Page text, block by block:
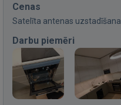
Cenas
Satelīta antenas uzstadīšana
Darbu piemēri